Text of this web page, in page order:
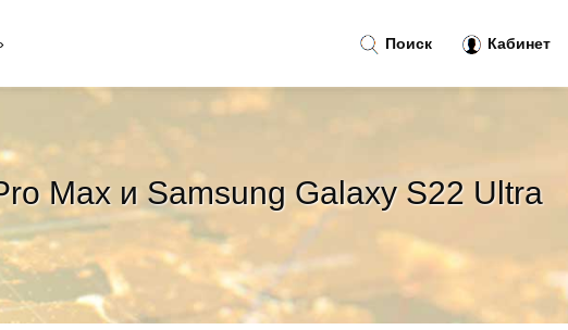
Max и Samsung Galaxy S22 Ultra
Поиск Кабинет